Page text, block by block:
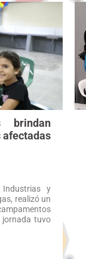
brindan
y
realizó un
jornada tuvo